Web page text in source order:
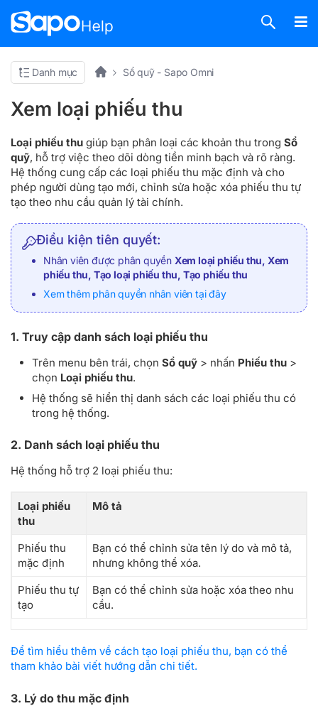
Danh mục Sổ quỹ - Sapo Omni
Xem loại phiếu thu
Loại phiếu thu giúp bạn phân loại các khoản thu trong Sổ
quỹ, hỗ trợ việc theo dõi dòng tiền minh bạch và rõ ràng.
Hệ thống cung cấp các loại phiếu thu mặc định và cho
phép người dùng tạo mới, chỉnh sửa hoặc xóa phiếu thu tự
tạo theo nhu cầu quản lý tài chính.
Điều kiện tiên quyết:
Nhân viên được phân quyền Xem loại phiếu thu, Xem
phiếu thu, Tạo loại phiếu thu, Tạo phiếu thu
Xem thêm phân quyền nhân viên tại đây
1. Truy cập danh sách loại phiếu thu
Trên menu bên trái, chọn Sổ quỹ > nhấn Phiếu thu >
chọn Loại phiếu thu.
Hệ thống sẽ hiển thị danh sách các loại phiếu thu có
trong hệ thống.
2. Danh sách loại phiếu thu
Hệ thống hỗ trợ 2 loại phiếu thu:
Loại phiếu
thu
Mô tả
Phiếu thu
mặc định
Bạn có thể chỉnh sửa tên lý do và mô tả,
nhưng không thể xóa.
Phiếu thu tự
tạo
Bạn có thể chỉnh sửa hoặc xóa theo nhu
cầu.
Để tìm hiểu thêm về cách tạo loại phiếu thu, bạn có thể
tham khảo bài viết hướng dẫn chi tiết.
3. Lý do thu mặc định